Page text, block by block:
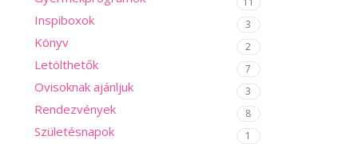
Inspiboxok 3
Könyv 2
Letölthetők 7
Ovisoknak ajánljuk 3
Rendezvények 8
Születésnapok 1